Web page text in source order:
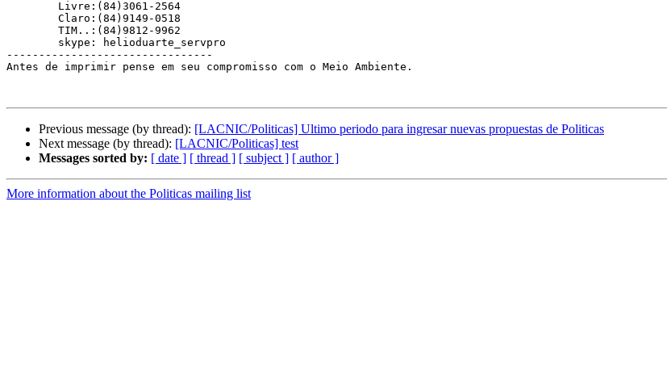
--------------------------------
Antes de imprimir pense em seu compromisso com o Meio Ambiente.
Previous message (by thread): [LACNIC/Politicas] Ultimo periodo para ingresar nuevas propuestas de Politicas
Next message (by thread): [LACNIC/Politicas] test
Messages sorted by: [ date ] [ thread ] [ subject ] [ author ]
More information about the Politicas mailing list